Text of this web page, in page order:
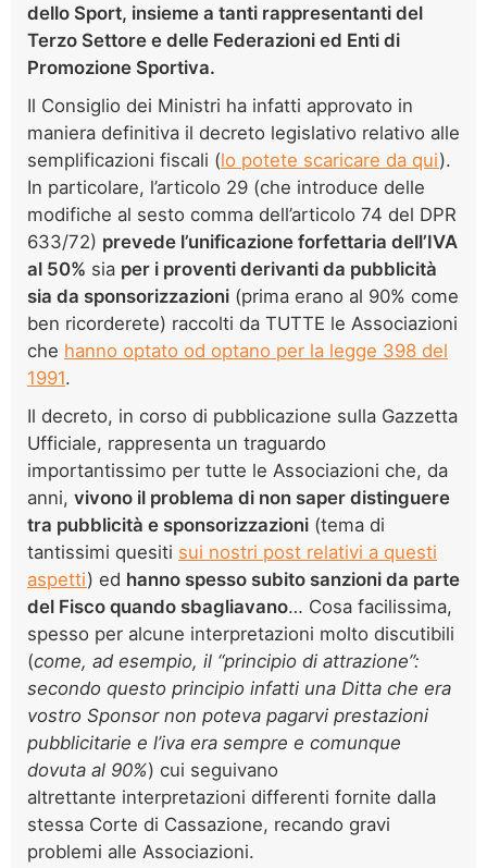
dello Sport, insieme a tanti rappresentanti del
Terzo Settore e delle Federazioni ed Enti di
Promozione Sportiva.
Il Consiglio dei Ministri ha infatti approvato in
maniera definitiva il decreto legislativo relativo alle
semplificazioni fiscali (lo potete scaricare da qui).
In particolare, l’articolo 29 (che introduce delle
modifiche al sesto comma dell’articolo 74 del DPR
633/72) prevede l’unificazione forfettaria dell’IVA
al 50% sia per i proventi derivanti da pubblicità
sia da sponsorizzazioni (prima erano al 90% come
ben ricorderete) raccolti da TUTTE le Associazioni
che hanno optato od optano per la legge 398 del
1991.
Il decreto, in corso di pubblicazione sulla Gazzetta
Ufficiale, rappresenta un traguardo
importantissimo per tutte le Associazioni che, da
anni, vivono il problema di non saper distinguere
tra pubblicità e sponsorizzazioni (tema di
tantissimi quesiti sui nostri post relativi a questi
aspetti) ed hanno spesso subito sanzioni da parte
del Fisco quando sbagliavano… Cosa facilissima,
spesso per alcune interpretazioni molto discutibili
(come, ad esempio, il “principio di attrazione”:
secondo questo principio infatti una Ditta che era
vostro Sponsor non poteva pagarvi prestazioni
pubblicitarie e l’iva era sempre e comunque
dovuta al 90%) cui seguivano
altrettante interpretazioni differenti fornite dalla
stessa Corte di Cassazione, recando gravi
problemi alle Associazioni.